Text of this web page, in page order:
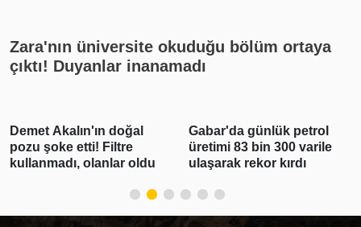
Zara'nın üniversite okuduğu bölüm ortaya
çıktı! Duyanlar inanamadı
Gabar'da günlük petrol
üretimi 83 bin 300 varile
ulaşarak rekor kırdı
Real Madrid açıkladı:
Vinicius Junior imzayı attı